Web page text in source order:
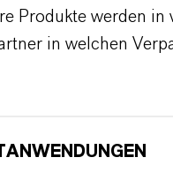
Produkte werden
in welchen